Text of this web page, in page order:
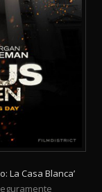
La Casa Blanca’